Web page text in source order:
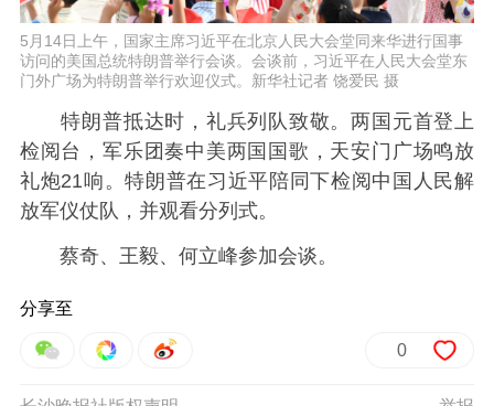
5月14日上午，国家主席习近平在北京人民大会堂同来华进行国事
访问的美国总统特朗普举行会谈。会谈前，习近平在人民大会堂东
门外广场为特朗普举行欢迎仪式。新华社记者 饶爱民 摄
特朗普抵达时，礼兵列队致敬。两国元首登上
检阅台，军乐团奏中美两国国歌，天安门广场鸣放
礼炮21响。特朗普在习近平陪同下检阅中国人民解
放军仪仗队，并观看分列式。
蔡奇、王毅、何立峰参加会谈。
分享至
0